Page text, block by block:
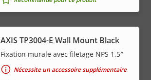
AXIS TP3004-E Wall Mount Black
Fixation murale avec filetage NPS 1,5″
Nécessite un accessoire supplémentaire